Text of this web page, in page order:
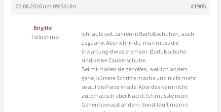
22.06.2026 um 09:56 Uhr #1905
Brigitte
Teilnehmer
Ich laufe seit Jahren in Barfußschuhen, auch
Leguano. Aber ich finde, man muss die
Erwartung etwas bremsen. Barfußschuhe
sind keine Zauberschuhe.
Bei mir haben sie geholfen, weil ich anders
gehe, kürzere Schritte mache und nicht mehr
so auf die Ferse knalle. Aber das kam nicht
automatisch über Nacht. Ich musste mein
Gehen bewusst ändern. Sonst läuft man in